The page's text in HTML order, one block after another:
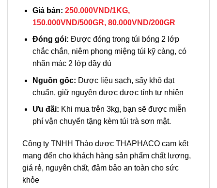
Giá bán: 250.000VND/1KG,
150.000VND/500GR, 80.000VND/200GR
Đóng gói: Được đóng trong túi bóng 2 lớp
chắc chắn, niêm phong miệng túi kỹ càng, có
nhãn mác 2 lớp đầy đủ
Nguồn gốc: Dược liệu sạch, sấy khô đạt
chuẩn, giữ nguyên được dược tính tự nhiên
Ưu đãi: Khi mua trên 3kg, bạn sẽ được miễn
phí vận chuyển tặng kèm túi trà sơn mật.
Công ty TNHH Thảo dược THAPHACO cam kết
mang đến cho khách hàng sản phẩm chất lượng,
giá rẻ, nguyên chất, đảm bảo an toàn cho sức
khỏe